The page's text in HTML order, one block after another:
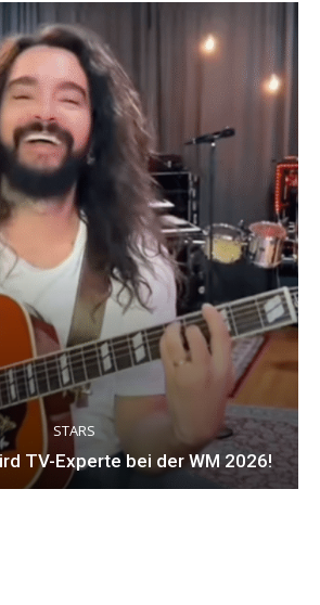
STARS
TV-Experte bei der WM 2026!